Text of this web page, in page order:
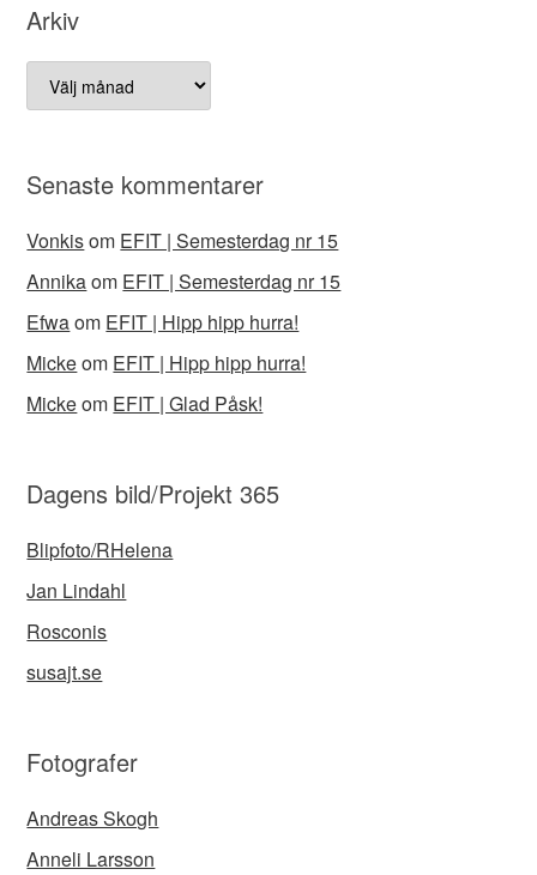
Arkiv
Arkiv
Senaste kommentarer
Vonkisom EFIT | Semesterdag nr 15
Annikaom EFIT | Semesterdag nr 15
Efwaom EFIT | Hipp hipp hurra!
Mickeom EFIT | Hipp hipp hurra!
Mickeom EFIT | Glad Påsk!
Dagens bild/Projekt 365
Blipfoto/RHelena
Jan Lindahl
Rosconis
susajt.se
Fotografer
Andreas Skogh
Anneli Larsson